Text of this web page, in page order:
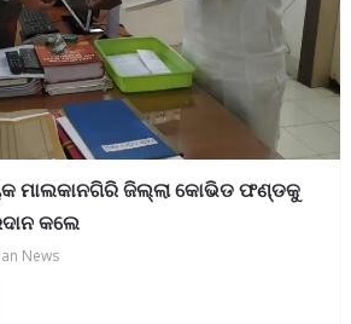
ମାଲକାନଗିରି ଜିଲ୍ଲା କୋଭିଡ ଫଣ୍ଡକୁ
କଲେ
News